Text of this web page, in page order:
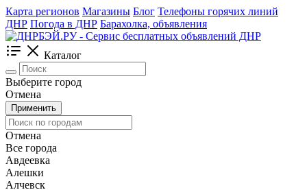
Карта регионов Магазины Блог Телефоны горячих линий
ДНР Погода в ДНР Барахолка, объявления
Каталог
Выберите город
Отмена
Применить
Отмена
Все города
Авдеевка
Алешки
Алчевск